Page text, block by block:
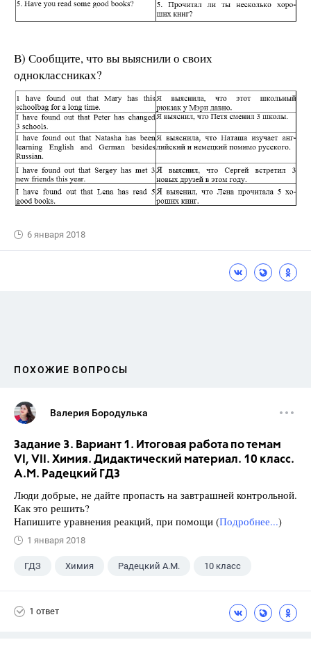
В) Сообщите, что вы выяснили о своих
одноклассниках?
6 января 2018
ПОХОЖИЕ ВОПРОСЫ
Валерия Бородулька
Задание 3. Вариант 1. Итоговая работа по темам
VI, VII. Химия. Дидактический материал. 10 класс.
А.М. Радецкий ГДЗ
Люди добрые, не дайте пропасть на завтрашней контрольной.
Как это решить?
Напишите уравнения реакций, при помощи (Подробнее...)
1 января 2018
ГДЗ Химия Радецкий А.М. 10 класс
1 ответ